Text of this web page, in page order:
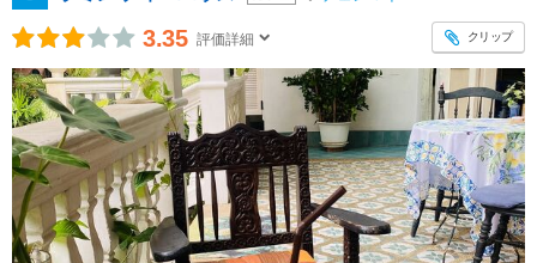
3.35 評価詳細 クリップ